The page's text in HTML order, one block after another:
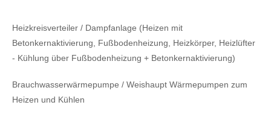
Heizkreisverteiler / Dampfanlage (Heizen mit
Betonkernaktivierung, Fußbodenheizung, Heizkörper, Heizlüfter
- Kühlung über Fußbodenheizung + Betonkernaktivierung)
Brauchwasserwärmepumpe / Weishaupt Wärmepumpen zum
Heizen und Kühlen